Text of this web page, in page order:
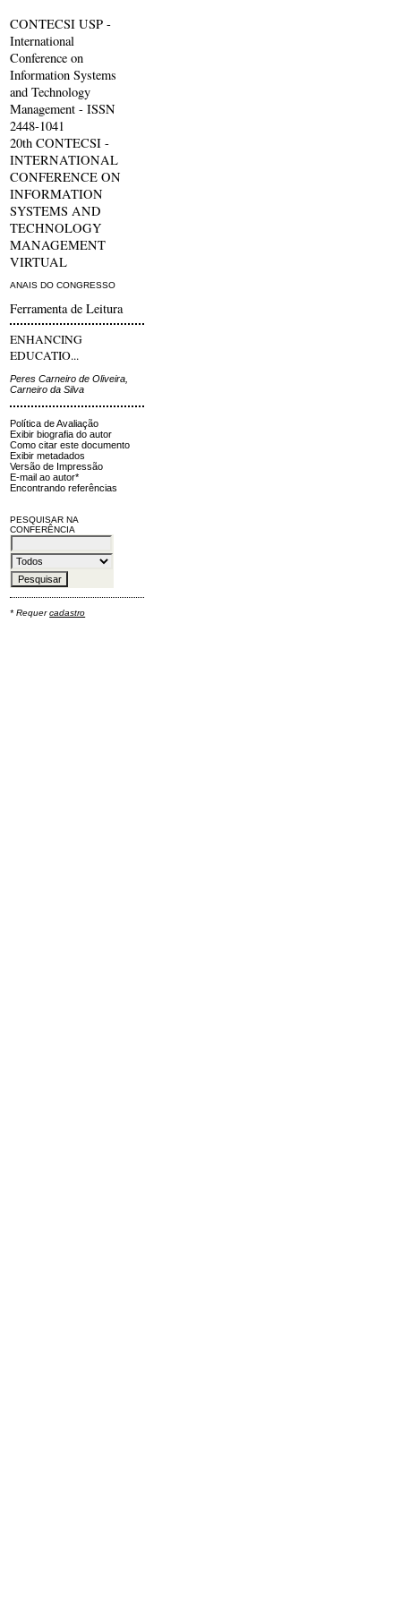
CONTECSI USP -
International
Conference on
Information Systems
and Technology
Management - ISSN
2448-1041
20th CONTECSI -
INTERNATIONAL
CONFERENCE ON
INFORMATION
SYSTEMS AND
TECHNOLOGY
MANAGEMENT
VIRTUAL
ANAIS DO CONGRESSO
Ferramenta de Leitura
ENHANCING
EDUCATIO...
Peres Carneiro de Oliveira,
Carneiro da Silva
Política de Avaliação
Exibir biografia do autor
Como citar este documento
Exibir metadados
Versão de Impressão
E-mail ao autor*
Encontrando referências
PESQUISAR NA
CONFERÊNCIA
* Requercadastro